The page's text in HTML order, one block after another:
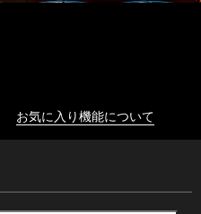
お気に入り機能について